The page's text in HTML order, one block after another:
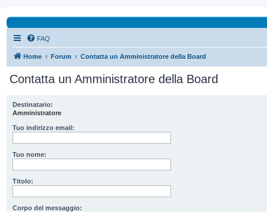
FAQ
Home Forum Contatta un Amministratore della Board
Contatta un Amministratore della Board
Destinatario:
Amministratore
Tuo indirizzo email:
Tuo nome:
Titolo:
Corpo del messaggio: